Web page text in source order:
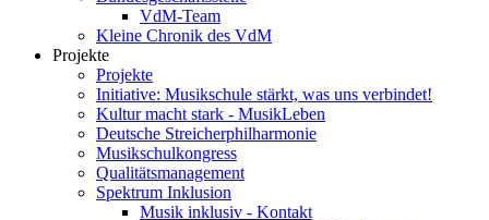
VdM-Team
Kleine Chronik des VdM
Projekte
Projekte
Initiative: Musikschule stärkt, was uns verbindet!
Kultur macht stark - MusikLeben
Deutsche Streicherphilharmonie
Musikschulkongress
Qualitätsmanagement
Spektrum Inklusion
Musik inklusiv - Kontakt